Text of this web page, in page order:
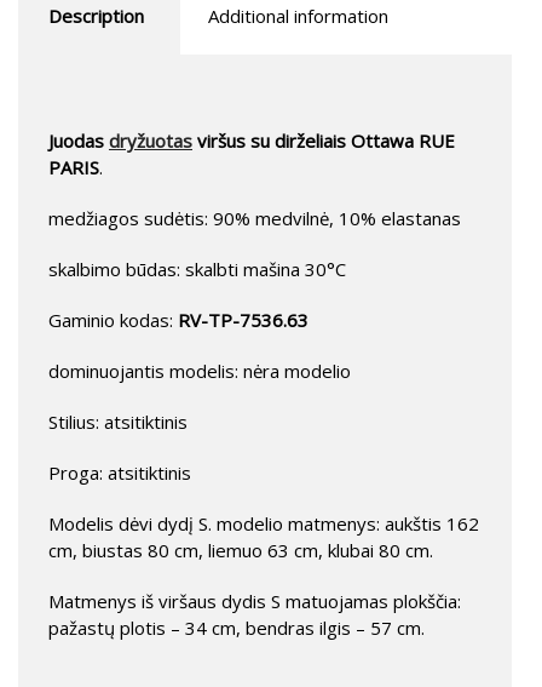
Description Additional information
Juodas dryžuotas viršus su dirželiais Ottawa RUE
PARIS.
medžiagos sudėtis: 90% medvilnė, 10% elastanas
skalbimo būdas: skalbti mašina 30°C
Gaminio kodas: RV-TP-7536.63
dominuojantis modelis: nėra modelio
Stilius: atsitiktinis
Proga: atsitiktinis
Modelis dėvi dydį S. modelio matmenys: aukštis 162
cm, biustas 80 cm, liemuo 63 cm, klubai 80 cm.
Matmenys iš viršaus dydis S matuojamas plokščia:
pažastų plotis – 34 cm, bendras ilgis – 57 cm.